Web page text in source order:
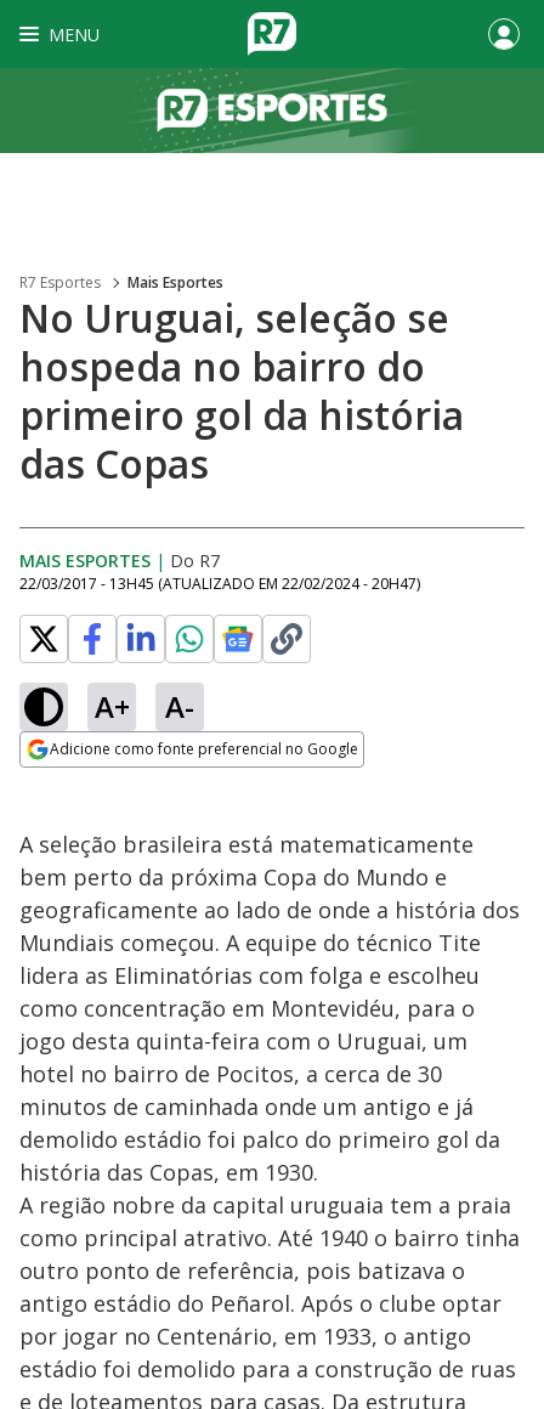
MENU
R7 Esportes Mais Esportes
No Uruguai, seleção se
hospeda no bairro do
primeiro gol da história
das Copas
MAIS ESPORTES | Do R7
22/03/2017 - 13H45 (ATUALIZADO EM 22/02/2024 - 20H47)
A+ A-
Adicione como fonte preferencial no Google
A seleção brasileira está matematicamente
bem perto da próxima Copa do Mundo e
geograficamente ao lado de onde a história dos
Mundiais começou. A equipe do técnico Tite
lidera as Eliminatórias com folga e escolheu
como concentração em Montevidéu, para o
jogo desta quinta-feira com o Uruguai, um
hotel no bairro de Pocitos, a cerca de 30
minutos de caminhada onde um antigo e já
demolido estádio foi palco do primeiro gol da
história das Copas, em 1930.
A região nobre da capital uruguaia tem a praia
como principal atrativo. Até 1940 o bairro tinha
outro ponto de referência, pois batizava o
antigo estádio do Peñarol. Após o clube optar
por jogar no Centenário, em 1933, o antigo
estádio foi demolido para a construção de ruas
e de loteamentos para casas. Da estrutura